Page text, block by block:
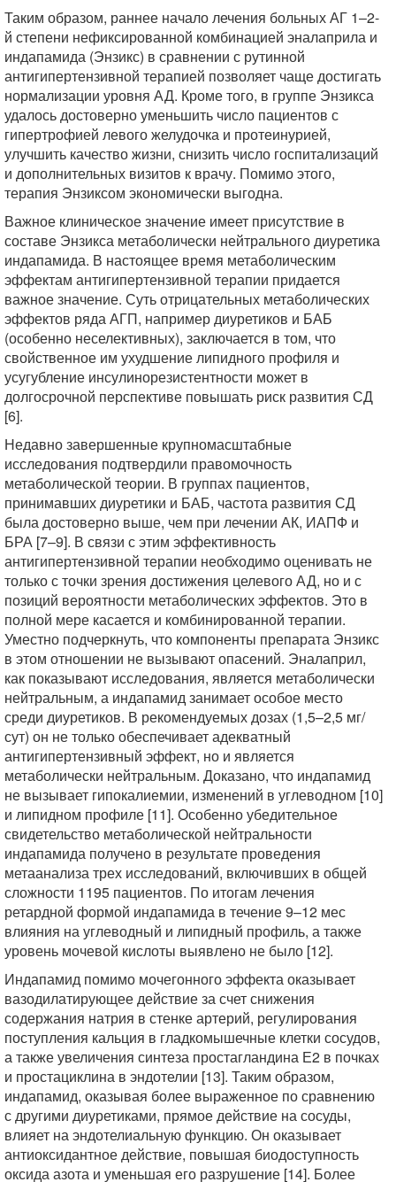
Таким образом, раннее начало лечения больных АГ 1–2-
й степени нефиксированной комбинацией эналаприла и
индапамида (Энзикс) в сравнении с рутинной
антигипертензивной терапией позволяет чаще достигать
нормализации уровня АД. Кроме того, в группе Энзикса
удалось достоверно уменьшить число пациентов с
гипертрофией левого желудочка и протеинурией,
улучшить качество жизни, снизить число госпитализаций
и дополнительных визитов к врачу. Помимо этого,
терапия Энзиксом экономически выгодна.
Важное клиническое значение имеет присутствие в
составе Энзикса метаболически нейтрального диуретика
индапамида. В настоящее время метаболическим
эффектам антигипертензивной терапии придается
важное значение. Суть отрицательных метаболических
эффектов ряда АГП, например диуретиков и БАБ
(особенно неселективных), заключается в том, что
свойственное им ухудшение липидного профиля и
усугубление инсулинорезистентности может в
долгосрочной перспективе повышать риск развития СД
[6].
Недавно завершенные крупномасштабные
исследования подтвердили правомочность
метаболической теории. В группах пациентов,
принимавших диуретики и БАБ, частота развития СД
была достоверно выше, чем при лечении АК, ИАПФ и
БРА [7–9]. В связи с этим эффективность
антигипертензивной терапии необходимо оценивать не
только с точки зрения достижения целевого АД, но и с
позиций вероятности метаболических эффектов. Это в
полной мере касается и комбинированной терапии.
Уместно подчеркнуть, что компоненты препарата Энзикс
в этом отношении не вызывают опасений. Эналаприл,
как показывают исследования, является метаболически
нейтральным, а индапамид занимает особое место
среди диуретиков. В рекомендуемых дозах (1,5–2,5 мг/
сут) он не только обеспечивает адекватный
антигипертензивный эффект, но и является
метаболически нейтральным. Доказано, что индапамид
не вызывает гипокалиемии, изменений в углеводном [10]
и липидном профиле [11]. Особенно убедительное
свидетельство метаболической нейтральности
индапамида получено в результате проведения
метаанализа трех исследований, включивших в общей
сложности 1195 пациентов. По итогам лечения
ретардной формой индапамида в течение 9–12 мес
влияния на углеводный и липидный профиль, а также
уровень мочевой кислоты выявлено не было [12].
Индапамид помимо мочегонного эффекта оказывает
вазодилатирующее действие за счет снижения
содержания натрия в стенке артерий, регулирования
поступления кальция в гладкомышечные клетки сосудов,
а также увеличения синтеза простагландина Е2 в почках
и простациклина в эндотелии [13]. Таким образом,
индапамид, оказывая более выраженное по сравнению
с другими диуретиками, прямое действие на сосуды,
влияет на эндотелиальную функцию. Он оказывает
антиоксидантное действие, повышая биодоступность
оксида азота и уменьшая его разрушение [14]. Более